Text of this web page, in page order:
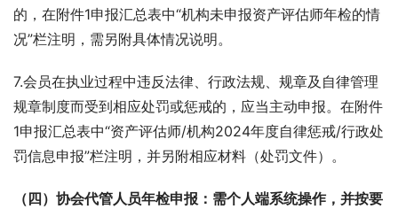
的，在附件1申报汇总表中“机构未申报资产评估师年检的情
况”栏注明，需另附具体情况说明。
7.会员在执业过程中违反法律、行政法规、规章及自律管理
规章制度而受到相应处罚或惩戒的，应当主动申报。在附件
1申报汇总表中“资产评估师/机构2024年度自律惩戒/行政处
罚信息申报”栏注明，并另附相应材料（处罚文件）。
（四）协会代管人员年检申报：需个人端系统操作，并按要